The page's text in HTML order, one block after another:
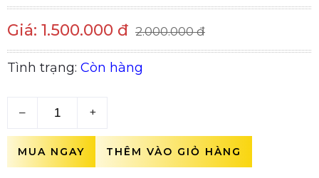
Giá: 1.500.000 đ 2.000.000 đ
Tình trạng: Còn hàng
– +
MUA NGAY THÊM VÀO GIỎ HÀNG